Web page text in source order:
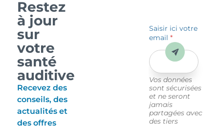
Restez
à jour
sur
votre
santé
auditive
Recevez des
conseils, des
actualités et
des offres
Saisir ici votre
email*
Vos données
sont sécurisées
et ne seront
jamais
partagées avec
des tiers
Envoyer